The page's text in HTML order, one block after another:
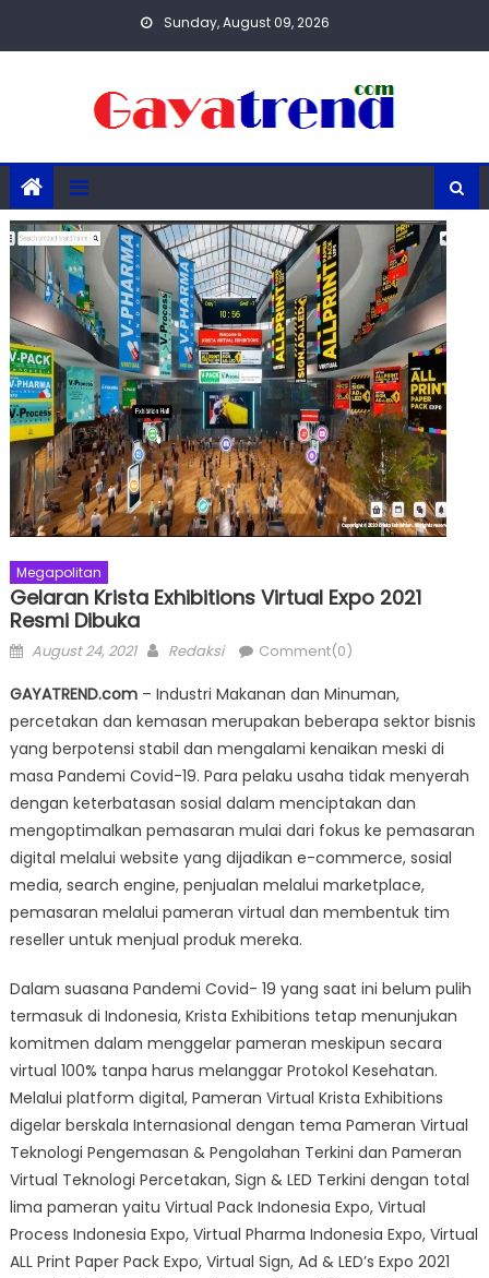
Sunday, August 09, 2026
Megapolitan
Gelaran Krista Exhibitions Virtual Expo 2021
Resmi Dibuka
Posted
August 24, 2021 Author
Redaksi Comment(0)
GAYATREND.com– Industri Makanan dan Minuman,
percetakan dan kemasan merupakan beberapa sektor bisnis
yang berpotensi stabil dan mengalami kenaikan meski di
masa Pandemi Covid-19. Para pelaku usaha tidak menyerah
dengan keterbatasan sosial dalam menciptakan dan
mengoptimalkan pemasaran mulai dari fokus ke pemasaran
digital melalui website yang dijadikan e-commerce, sosial
media, search engine, penjualan melalui marketplace,
pemasaran melalui pameran virtual dan membentuk tim
reseller untuk menjual produk mereka.
Dalam suasana Pandemi Covid- 19 yang saat ini belum pulih
termasuk di Indonesia, Krista Exhibitions tetap menunjukan
komitmen dalam menggelar pameran meskipun secara
virtual 100% tanpa harus melanggar Protokol Kesehatan.
Melalui platform digital, Pameran Virtual Krista Exhibitions
digelar berskala Internasional dengan tema Pameran Virtual
Teknologi Pengemasan & Pengolahan Terkini dan Pameran
Virtual Teknologi Percetakan, Sign & LED Terkini dengan total
lima pameran yaitu Virtual Pack Indonesia Expo, Virtual
Process Indonesia Expo, Virtual Pharma Indonesia Expo, Virtual
ALL Print Paper Pack Expo, Virtual Sign, Ad & LED’s Expo 2021